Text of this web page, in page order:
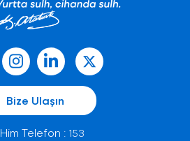
Bize Ulaşın
Him Telefon : 153